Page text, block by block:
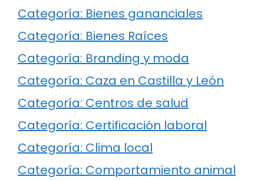
Categoría: Bienes gananciales
Categoría: Bienes Raíces
Categoría: Branding y moda
Categoría: Caza en Castilla y León
Categoría: Centros de salud
Categoría: Certificación laboral
Categoría: Clima local
Categoría: Comportamiento animal